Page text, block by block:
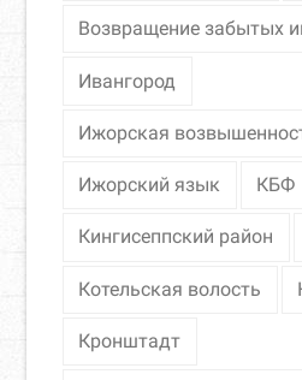
Возвращение забытых
Ивангород
Ижорская
Ижорский язык КБФ
Кингисеппский район
Котельская волость
Кронштадт